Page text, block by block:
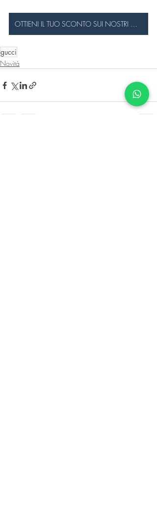
OTTIENI IL TUO SCONTO SUI NOSTRI OCCHIALI DA SOLE
gucci
Novità